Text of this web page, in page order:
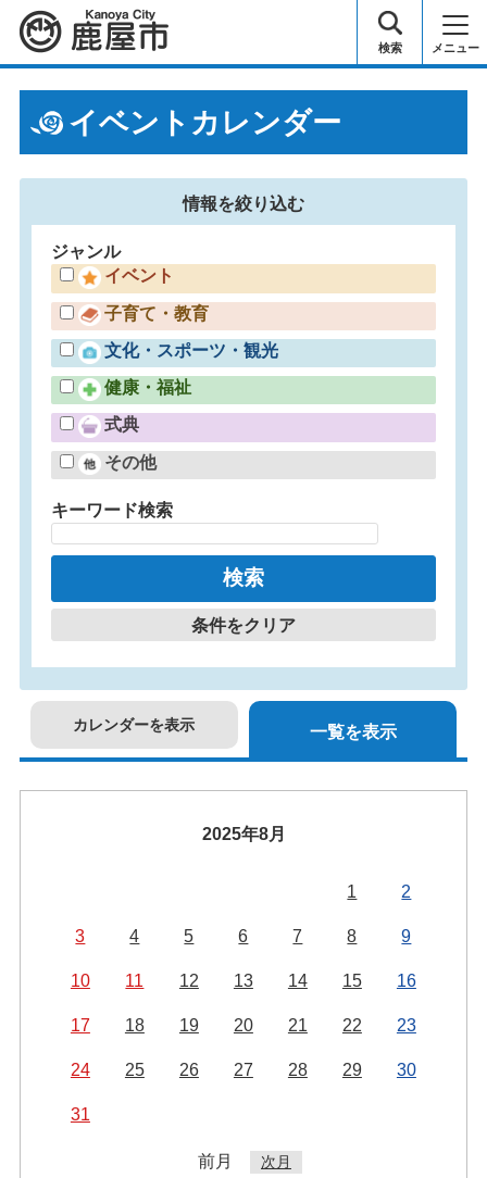
鹿屋市 検索 メニュー
イベントカレンダー
情報を絞り込む
ジャンル
イベント
子育て・教育
文化・スポーツ・観光
健康・福祉
式典
その他
キーワード検索
条件をクリア
カレンダーを表示 一覧を表示
2025年8月
1 2
3 4 5 6 7 8 9
10 11 12 13 14 15 16
17 18 19 20 21 22 23
24 25 26 27 28 29 30
31
前月 次月